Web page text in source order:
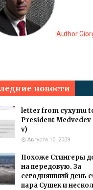
Author
новости
letter from cyxymu
President Medvedev
v)
Августа 10, 2009
Похоже Стингеры
на передовую. За
сегодняшний день
пара Сушек и